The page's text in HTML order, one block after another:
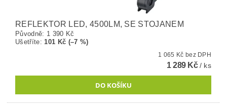
REFLEKTOR LED, 4500LM, SE STOJANEM
Původně: 1 390 Kč
Ušetříte:101 Kč (–7 %)
1 065 Kč bez DPH
1 289 Kč/ ks